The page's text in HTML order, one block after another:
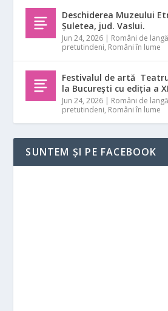
Deschiderea Muzeului
Șuletea, jud. Vaslui.
Jun 24, 2026 | Români de
pretutindeni, Români în lume
Festivalul de artă
la București cu ediția a
Jun 24, 2026 | Români de
pretutindeni, Români în lume
SUNTEM ȘI PE FACEBOOK